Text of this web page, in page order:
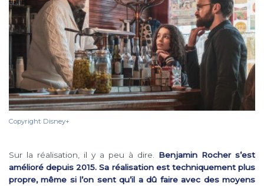
Copyright Disney+
Sur la réalisation, il y a peu à dire. Benjamin Rocher s’est
amélioré depuis 2015. Sa réalisation est techniquement plus
propre, même si l’on sent qu’il a dû faire avec des moyens